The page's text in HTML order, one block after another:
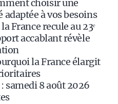
choisir une
à vos besoins
France recule au 23ᵉ
accablant révèle
la France élargit
samedi 8 août 2026